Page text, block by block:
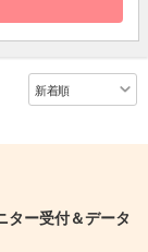
ター受付＆データ